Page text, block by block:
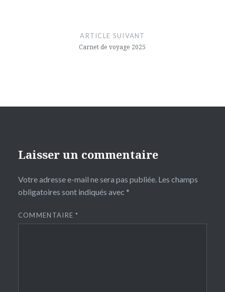
ARTICLE SUIVANT
Carnet de voyage 2025
Laisser un commentaire
Votre adresse e-mail ne sera pas publiée. Les champs
obligatoires sont indiqués avec *
COMMENTAIRE*